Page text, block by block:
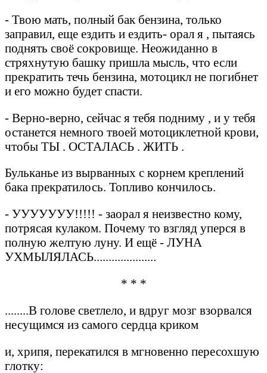
- Твою мать, полный бак бензина, только
заправил, еще ездить и ездить- орал я , пытаясь
поднять своё сокровище. Неожиданно в
стряхнутую башку пришла мысль, что если
прекратить течь бензина, мотоцикл не погибнет
и его можно будет спасти.
- Верно-верно, сейчас я тебя подниму , и у тебя
останется немного твоей мотоциклетной крови,
чтобы ТЫ . ОСТАЛАСЬ . ЖИТЬ .
Бульканье из вырванных с корнем креплений
бака прекратилось. Топливо кончилось.
- УУУУУУУ!!!!! - заорал я неизвестно кому,
потрясая кулаком. Почему то взгляд уперся в
полную желтую луну. И ещё - ЛУНА
УХМЫЛЯЛАСЬ.....................
* * *
........В голове светлело, и вдруг мозг взорвался
несущимся из самого сердца криком
и, хрипя, перекатился в мгновенно пересохшую
глотку: